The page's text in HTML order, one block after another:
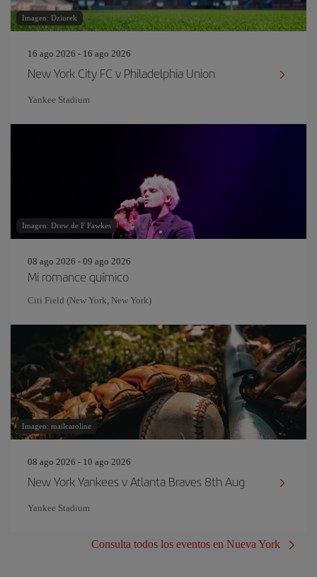
Imagen: Dziurek
16 ago 2026 - 16 ago 2026
New York City FC v Philadelphia Union
Yankee Stadium
Imagen: Drew de F Fawkes
08 ago 2026 - 09 ago 2026
Mi romance químico
Citi Field (New York, New York)
Imagen: mailcaroline
08 ago 2026 - 10 ago 2026
New York Yankees v Atlanta Braves 8th Aug
Yankee Stadium
Consulta todos los eventos en Nueva York